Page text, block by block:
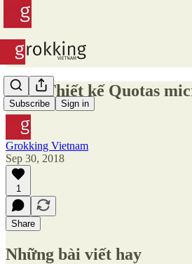
Subscribe Sign in
#39 - Thiết kế Quotas
Grokking Vietnam
Sep 30, 2018
1
Share
Những bài viết hay